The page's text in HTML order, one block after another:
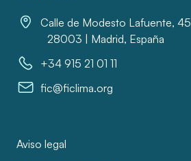
Calle de Modesto Lafuente, 45
28003 | Madrid, España
+34 915 21 01 11
fic@ficlima.org
Aviso legal